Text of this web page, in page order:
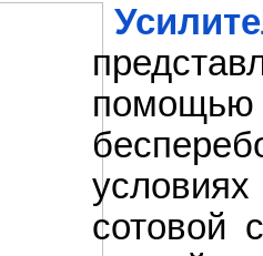
сотовой